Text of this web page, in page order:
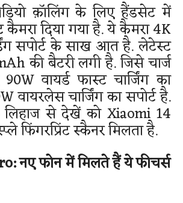
क़ॉलिंग के लिए हैंडसेट में
कैमरा दिया गया है. ये कैमरा 4K
सपोर्ट के साख आत है. लेटेस्ट
की बैटरी लगी है. जिसे चार्ज
वायर्ड फास्ट चार्जिंग का
वायरलेस चार्जिंग का सपोर्ट है.
लिहाज से देखें को Xiaomi 14
फिंगरप्रिंट स्कैनर मिलता है.
नए फोन में मिलते हैं ये फीचर्स